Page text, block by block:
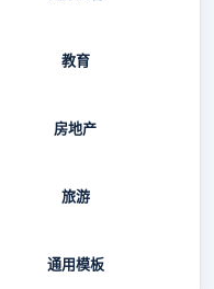
教育
房地产
旅游
通用模板